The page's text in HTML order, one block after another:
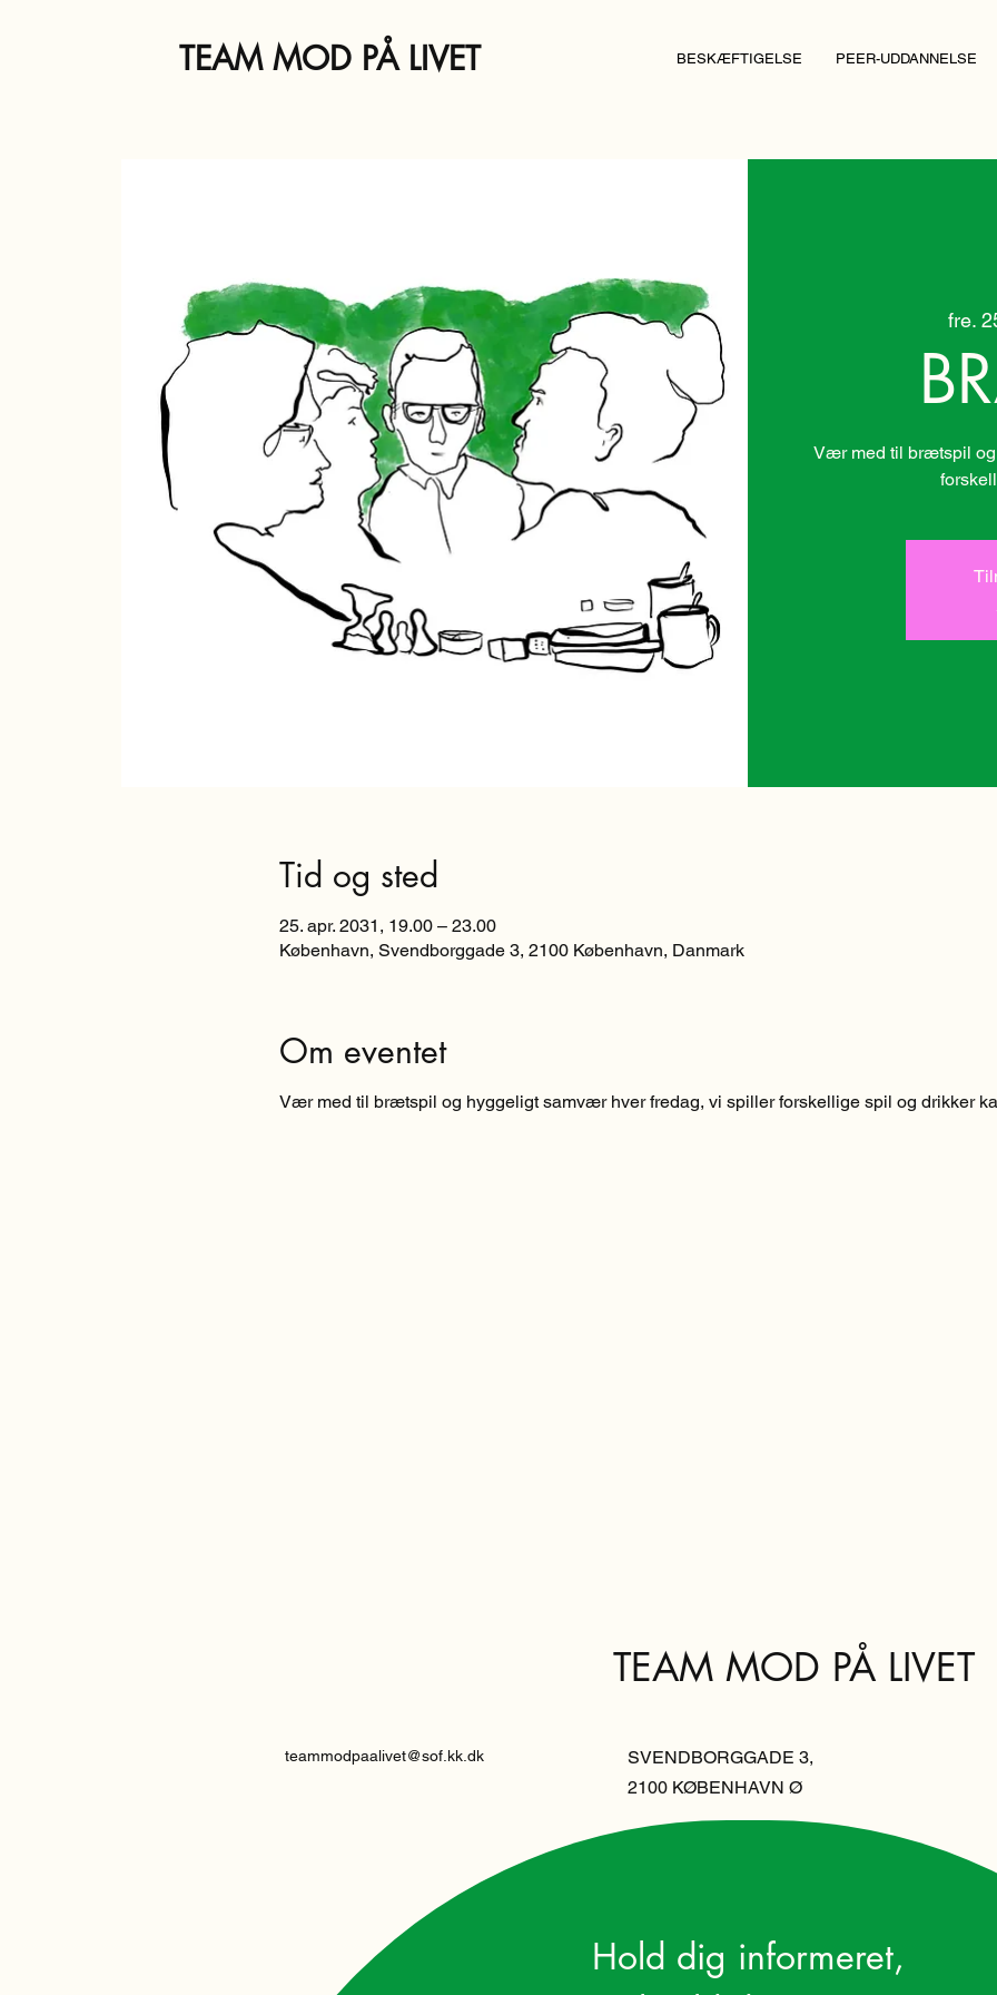
TEAM MOD PÅ LIVET BESKÆFTIGELSE PEER-UDDANNELSE
fre.
Vær med til brætspil
Tid og sted
25. apr. 2031, 19.00 – 23.00
København, Svendborggade 3, 2100 København, Danmark
Om eventet
Vær med til brætspil og hyggeligt samvær hver fredag, vi spiller forskellige spil og drikker
TEAM MOD PÅ LIVET
teammodpaalivet@sof.kk.dk
SVENDBORGGADE 3,
2100 KØBENHAVN Ø
Hold dig informeret,